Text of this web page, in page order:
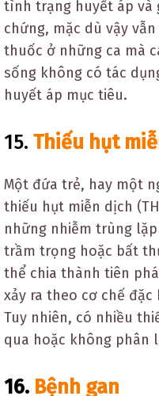
tình trạng huyết áp và
chứng, mặc dù vậy
thuốc ở những ca mà
sống không có tác
huyết áp mục tiêu.
15. Thiếu hụt
Một đứa trẻ, hay một
thiếu hụt miễn dịch
những nhiễm trùng
trầm trọng hoặc bất
thể chia thành tiên
xảy ra theo cơ chế
Tuy nhiên, có nhiều
qua hoặc không phân
16. Bệnh gan